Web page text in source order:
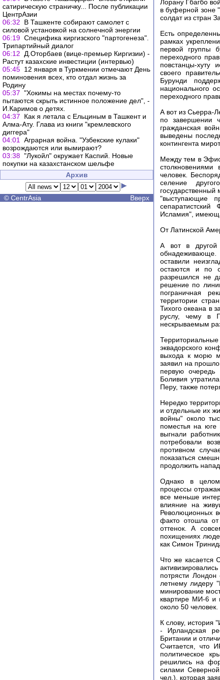
сатирическую страничку... После публикации
ЦентрАзии
06:32
В Ташкенте собирают самолет с
силовой установкой на солнечной энергии
06:19 Специфика киргизского "партогенеза".
Трипартийный диалог
06:12
Д.Оторбаев (вице-премьер Киргизии) -
Растут казахские инвестиции (интервью)
05:45 12 января в Туркмении отмечают День
поминовения всех, кто отдал жизнь за
Родину
05:37 "Хокимы на местах почему-то
пытаются скрыть истинное положение дел", -
И.Каримов о детях.
04:37
Как я летала с Ельциным в Ташкент и
Алма-Ату. Глава из книги "кремлевского
диггера"
04:01
Аграрная война. "Узбекские кулаки"
возрождаются или вымирают?
03:38 "Лукойл" окружает Каспий. Новые
покупки на казахстанском шельфе
Архив
© CentrAsia Вверх
Лорану Гбагбо
в буферной зоне
солдат из стран
Есть
рамках
первой группы
переходного
повстанцы-хуту
своего
Бурунди
национального
переходного
А вот из Сьерра-
по завершении
гражданская
выведены
контингента
Между тем в
человек.
селение
"выступающие
Исламия",
От Латинской
А вот в другой
обнадеживающе.
оставили
остаются и по
разрешился не
решение по
пограничная
территории
Тихого океана в
руслу, чему в
нескрываемым
эквадорского
выхода к морю
заявил на
первую очередь
Боливия
Перу, также
Нередко
и отдельные их
войны" около
поместья на юге
выгнали
потребовали
противном
показаться
продолжить
Однако в целом
процессы
все меньше
влияние на
Революционных
факто отошла
оттенок. А
похищениях
как Симон
Что же касается
потрясти
летнему лидеру
минирование
квартире МИ-6 и
около 50 человек.
К слову, история
- Ирландская
Британии и
Считается, что
политическое
решились на
силами
чел.), которая